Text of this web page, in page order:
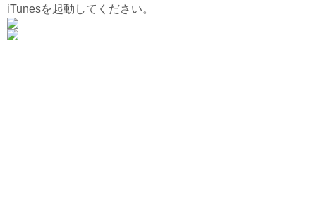
iTunesを起動してください。